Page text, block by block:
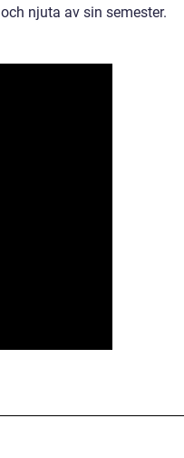
njuta av sin semester.